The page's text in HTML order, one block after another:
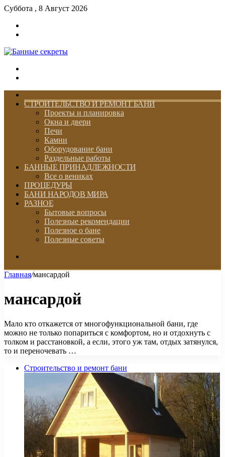
Суббота , 8 Август 2026
СТРОИТЕЛЬСТВО И РЕМОНТ БАНИ
Проекты и планировка
Окна и двери
Печи
Камни
Оборудование бани
Раздельные работы
БАННЫЕ ПРИНАДЛЕЖНОСТИ
Все о вениках
ПРОЦЕДУРЫ
БАНИ НАРОДОВ МИРА
РАЗНОЕ
Бытовые вопросы
Полезные рекомендации
Полезное о бане
Полезные советы
Главная/мансардой
мансардой
Мало кто откажется от многофункциональной бани, где
можно не только попариться с комфортом, но и отдохнуть с
толком и расстановкой, а если, этого уж там, отдых затянулся,
то и переночевать …
Строительство и ремонт бани